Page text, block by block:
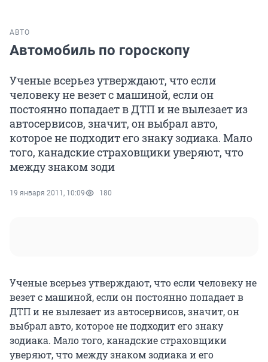
АВТО
Автомобиль по гороскопу
Ученые всерьез утверждают, что если
человеку не везет с машиной, если он
постоянно попадает в ДТП и не вылезает из
автосервисов, значит, он выбрал авто,
которое не подходит его знаку зодиака. Мало
того, канадские страховщики уверяют, что
между знаком зоди
19 января 2011, 10:09 180
Ученые всерьез утверждают, что если человеку не
везет с машиной, если он постоянно попадает в
ДТП и не вылезает из автосервисов, значит, он
выбрал авто, которое не подходит его знаку
зодиака. Мало того, канадские страховщики
уверяют, что между знаком зодиака и его